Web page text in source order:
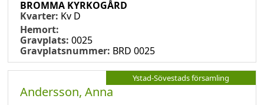
BROMMA KYRKOGÅRD
Kvarter: Kv D
Hemort:
Gravplats: 0025
Gravplatsnummer: BRD 0025
Ystad-Sövestads församling
Andersson, Anna